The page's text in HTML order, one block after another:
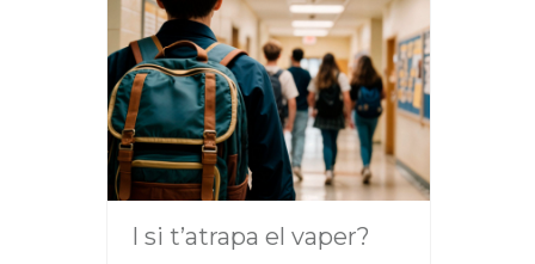
I si t’atrapa el vaper?